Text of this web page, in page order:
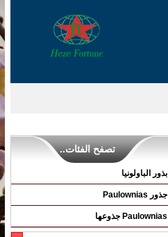
تصفح الفئات..
بذور الباولونيا
جذور Paulownias
Paulownias جذوعها